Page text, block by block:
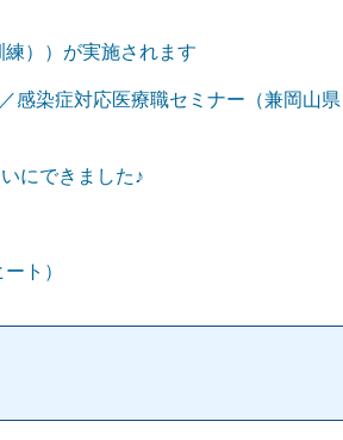
））が実施されます
感染症対応医療職セミナー（兼岡山県
にできました♪
ト）